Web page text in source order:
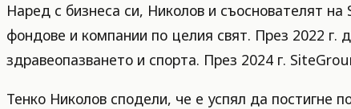
Наред с бизнеса си, Николов и съоснователят
фондове и компании по целия свят. През 2022 г.
здравеопазването и спорта. През 2024 г.
Тенко Николов сподели, че е успял да постигне